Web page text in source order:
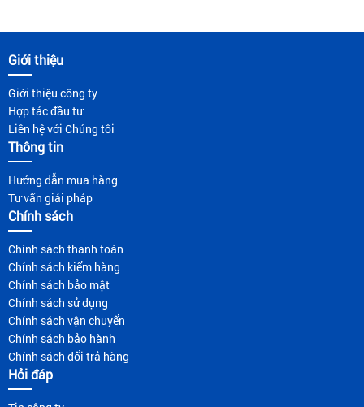
Giới thiệu
Giới thiệu công ty
Hợp tác đầu tư
Liên hệ với Chúng tôi
Thông tin
Hướng dẫn mua hàng
Tư vấn giải pháp
Chính sách
Chính sách thanh toán
Chính sách kiểm hàng
Chính sách bảo mật
Chính sách sử dụng
Chính sách vận chuyển
Chính sách bảo hành
Chính sách đổi trả hàng
Hỏi đáp